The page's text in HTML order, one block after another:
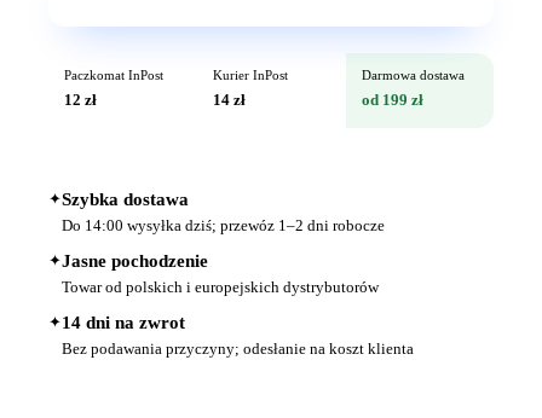
Paczkomat InPost
12 zł
Kurier InPost
14 zł
Darmowa dostawa
od 199 zł
✦Szybka dostawa
Do 14:00 wysyłka dziś; przewóz 1–2 dni robocze
✦Jasne pochodzenie
Towar od polskich i europejskich dystrybutorów
✦14 dni na zwrot
Bez podawania przyczyny; odesłanie na koszt klienta